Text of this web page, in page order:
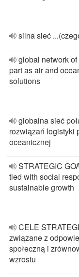
silna sieć
global network
part as air and
solutions
globalna sieć
rozwiązań logistyki
oceanicznej
STRATEGIC
tied with social
sustainable growth
CELE
związane z
społeczną i
wzrostu